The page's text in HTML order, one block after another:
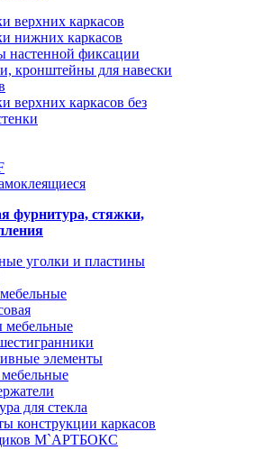
верхних каркасов
нижних каркасов
настенной фиксации
кронштейны для навески
верхних каркасов без
фурнитура, стяжки,
уголки и пластины
элементы
для стекла
конструкции каркасов